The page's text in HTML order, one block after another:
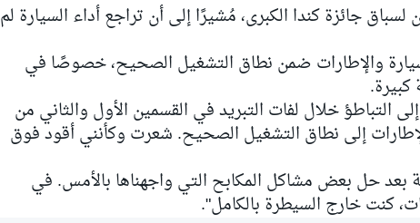
جائزة كندا الكبرى، مُشيرًا إلى أن تراجع أداء السيارة لم
والإطارات ضمن نطاق التشغيل الصحيح، خصوصًا في
التباطؤ خلال لفات التبريد في القسمين الأول والثاني من
إلى نطاق التشغيل الصحيح. شعرت وكأنني أقود فوق
بعد حل بعض مشاكل المكابح التي واجهناها بالأمس. في
كنت خارج السيطرة بالكامل".